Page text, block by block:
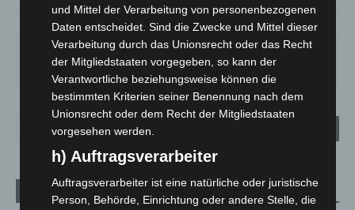
72% 2.3m/s 72%
27°
DI.
24° 26° 30°
Aktuelle Beiträge
und Mittel der Verarbeitung von personenbezogenen
Daten entscheidet. Sind die Zwecke und Mittel dieser
Verarbeitung durch das Unionsrecht oder das Recht
der Mitgliedstaaten vorgegeben, so kann der
Verantwortliche beziehungsweise können die
bestimmten Kriterien seiner Benennung nach dem
Unionsrecht oder dem Recht der Mitgliedstaaten
vorgesehen werden.
h) Auftragsverarbeiter
Auftragsverarbeiter ist eine natürliche oder juristische
Person, Behörde, Einrichtung oder andere Stelle, die